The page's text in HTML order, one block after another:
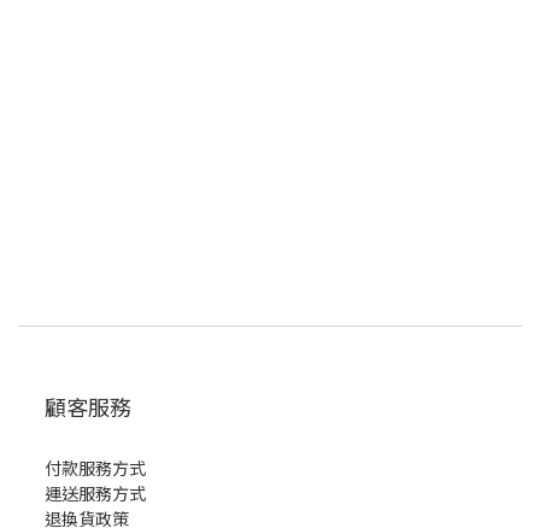
顧客服務
付款服務方式
運送服務方式
退換貨政策